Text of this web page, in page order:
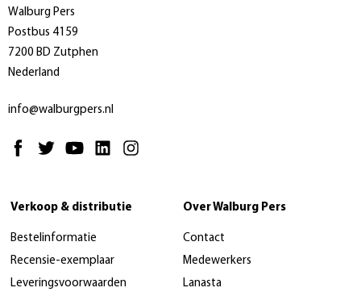
Walburg Pers
Postbus 4159
7200 BD Zutphen
Nederland
info@walburgpers.nl
Verkoop & distributie
Bestelinformatie
Recensie-exemplaar
Leveringsvoorwaarden
Over Walburg Pers
Contact
Medewerkers
Lanasta